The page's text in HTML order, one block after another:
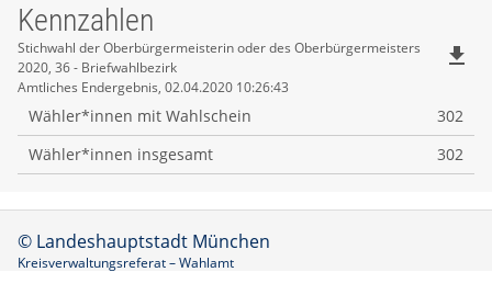
Kennzahlen
Kennzahlen
Stichwahl der Oberbürgermeisterin oder des Oberbürgermeisters
2020, 36 - Briefwahlbezirk
Amtliches Endergebnis, 02.04.2020 10:26:43
file_download
Wähler*innen mit Wahlschein
302
Wähler*innen insgesamt
302
© Landeshauptstadt München
Kreisverwaltungsreferat – Wahlamt